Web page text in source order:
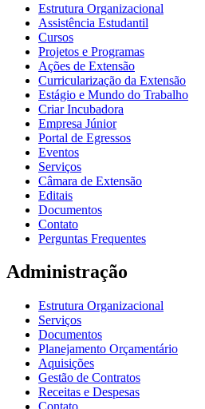
Estrutura Organizacional
Assistência Estudantil
Cursos
Projetos e Programas
Ações de Extensão
Curricularização da Extensão
Estágio e Mundo do Trabalho
Criar Incubadora
Empresa Júnior
Portal de Egressos
Eventos
Serviços
Câmara de Extensão
Editais
Documentos
Contato
Perguntas Frequentes
Administração
Estrutura Organizacional
Serviços
Documentos
Planejamento Orçamentário
Aquisições
Gestão de Contratos
Receitas e Despesas